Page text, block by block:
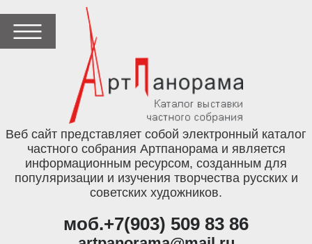
Веб сайт представляет собой электронный каталог
частного собрания Артпанорама и является
информационным ресурсом, созданным для
популяризации и изучения творчества русских и
советских художников.
моб.+7(903) 509 83 86